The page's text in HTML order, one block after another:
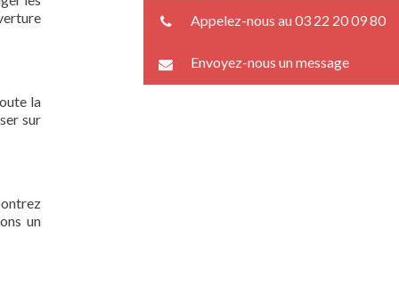
la
sur
un
Appelez-nous au 03 22 20 09 80
Envoyez-nous un message